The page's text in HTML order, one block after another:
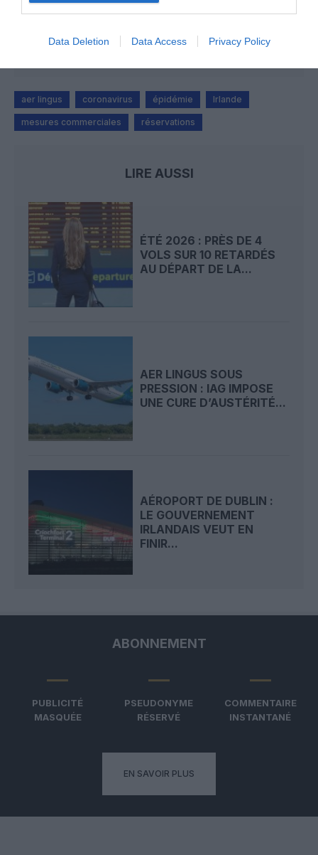
Data Deletion Data Access Privacy Policy
de Boeing 777-9 déjà construits
aer lingus coronavirus épidémie Irlande
mesures commerciales réservations
LIRE AUSSI
ÉTÉ 2026 : PRÈS DE 4
VOLS SUR 10 RETARDÉS
AU DÉPART DE LA...
AER LINGUS SOUS
PRESSION : IAG IMPOSE
UNE CURE D’AUSTÉRITÉ...
AÉROPORT DE DUBLIN :
LE GOUVERNEMENT
IRLANDAIS VEUT EN
FINIR...
ABONNEMENT
PUBLICITÉ
MASQUÉE
PSEUDONYME
RÉSERVÉ
COMMENTAIRE
INSTANTANÉ
EN SAVOIR PLUS